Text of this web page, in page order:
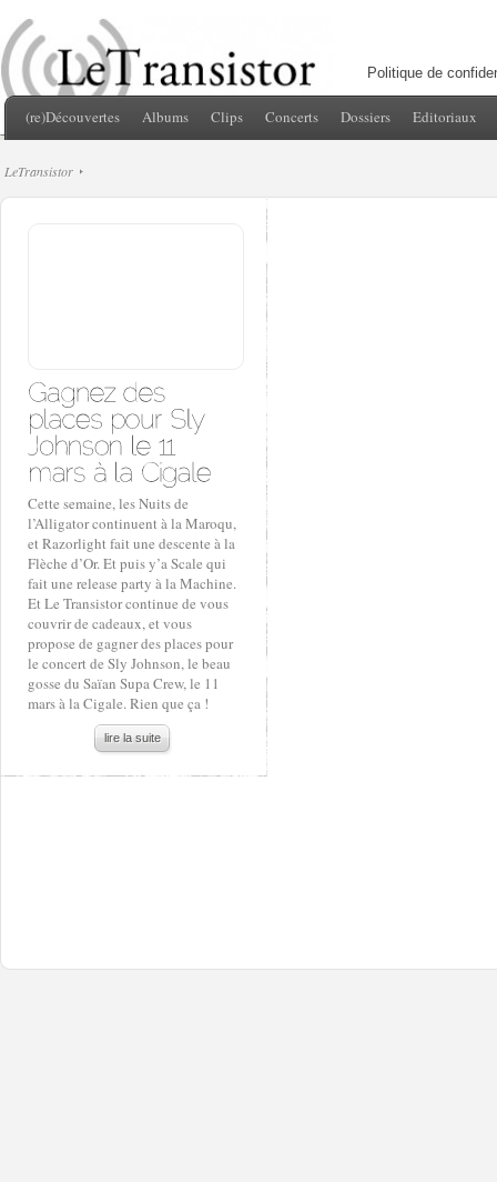
Politique de
(re)Découvertes Albums Clips Concerts Dossiers Editoriaux
LeTransistor
Cette semaine, les Nuits de
l’Alligator continuent à la Maroqu,
et Razorlight fait une descente à la
Flèche d’Or. Et puis y’a Scale qui
fait une release party à la Machine.
Et Le Transistor continue de vous
couvrir de cadeaux, et vous
propose de gagner des places pour
le concert de Sly Johnson, le beau
gosse du Saïan Supa Crew, le 11
mars à la Cigale. Rien que ça !
lire la suite